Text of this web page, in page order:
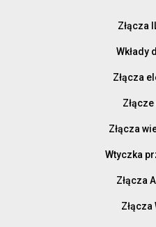
Złącza
Wkłady
Złącza
Złącza
Wtyczka
Złącza
Złącza